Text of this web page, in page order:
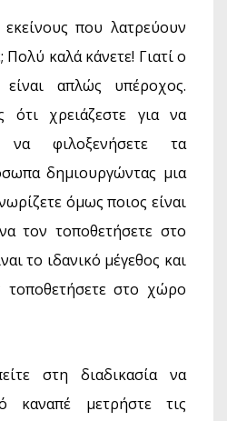
που λατρεύουν
καλά κάνετε! Γιατί ο
είναι απλώς υπέροχος.
ότι χρειάζεστε για να
να φιλοξενήσετε τα
δημιουργώντας μια
όμως ποιος είναι
τον τοποθετήσετε στο
το ιδανικό μέγεθος και
στο χώρο
στη διαδικασία να
καναπέ μετρήστε τις